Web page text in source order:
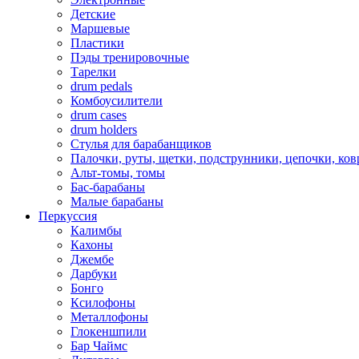
Детские
Маршевые
Пластики
Пэды тренировочные
Тарелки
drum pedals
Комбоусилители
drum cases
drum holders
Стулья для барабанщиков
Палочки, руты, щетки, подструнники, цепочки,
Альт-томы, томы
Бас-барабаны
Малые барабаны
Перкуссия
Калимбы
Кахоны
Джембе
Дарбуки
Бонго
Ксилофоны
Металлофоны
Глокеншпили
Бар Чаймс